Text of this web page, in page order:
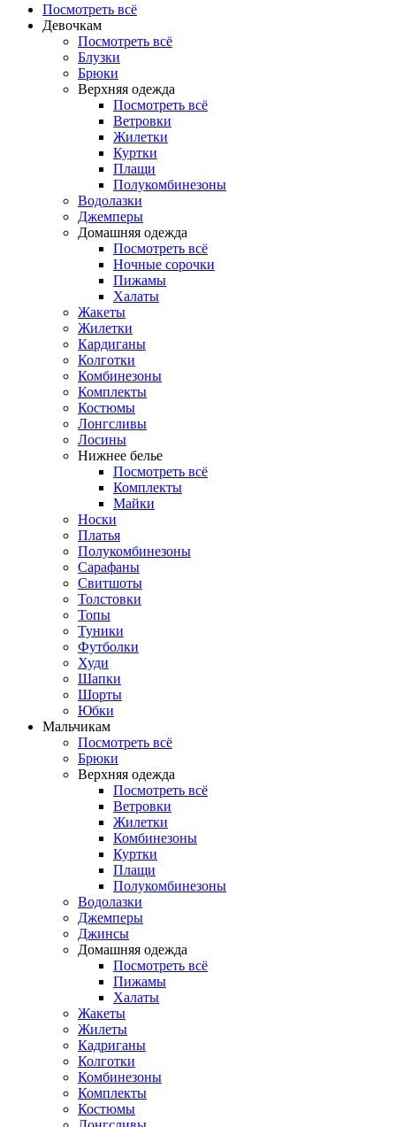
Посмотреть всё
Девочкам
Посмотреть всё
Блузки
Брюки
Верхняя одежда
Посмотреть всё
Ветровки
Жилетки
Куртки
Плащи
Полукомбинезоны
Водолазки
Джемперы
Домашняя одежда
Посмотреть всё
Ночные сорочки
Пижамы
Халаты
Жакеты
Жилетки
Кардиганы
Колготки
Комбинезоны
Комплекты
Костюмы
Лонгсливы
Лосины
Нижнее белье
Посмотреть всё
Комплекты
Майки
Носки
Платья
Полукомбинезоны
Сарафаны
Свитшоты
Толстовки
Топы
Туники
Футболки
Худи
Шапки
Шорты
Юбки
Мальчикам
Посмотреть всё
Брюки
Верхняя одежда
Посмотреть всё
Ветровки
Жилетки
Комбинезоны
Куртки
Плащи
Полукомбинезоны
Водолазки
Джемперы
Джинсы
Домашняя одежда
Посмотреть всё
Пижамы
Халаты
Жакеты
Жилеты
Кадриганы
Колготки
Комбинезоны
Комплекты
Костюмы